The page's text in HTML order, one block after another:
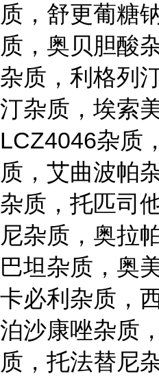
质，舒更葡糖
质，奥贝胆酸
杂质，利格列
汀杂质，埃索
LCZ4046杂质
质，艾曲波帕
杂质，托匹司
尼杂质，奥拉
巴坦杂质，奥
卡必利杂质，
泊沙康唑杂质
质，托法替尼